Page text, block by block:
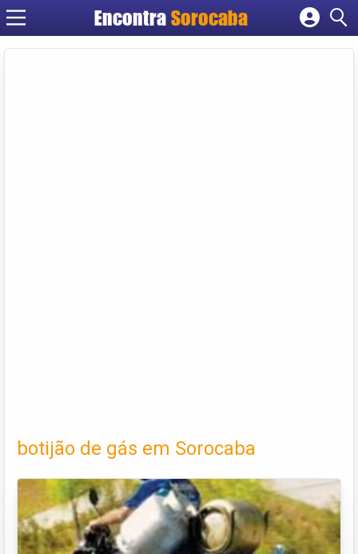
EncontraSorocaba
Cadastrar empresa
botijão de gás em Sorocaba